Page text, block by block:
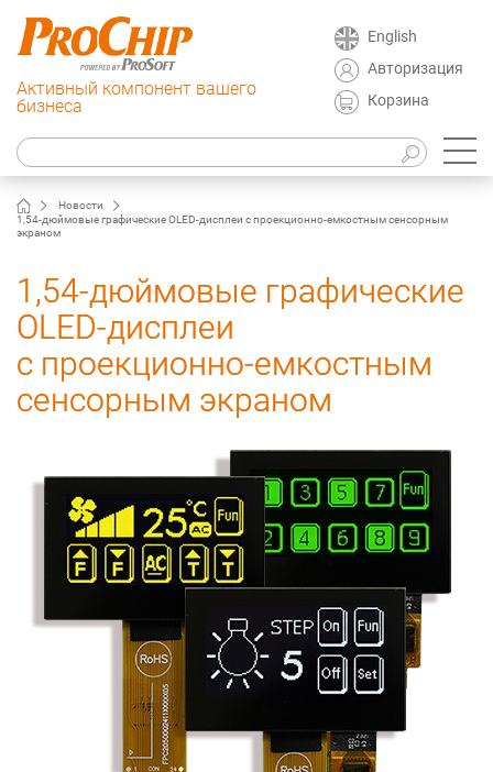
Активный компонент вашего
бизнеса
English
Авторизация
Корзина
Новости
1,54-дюймовые графические OLED-дисплеи с проекционно-емкостным сенсорным
экраном
1,54-дюймовые графические
OLED-дисплеи
с проекционно-емкостным
сенсорным экраном